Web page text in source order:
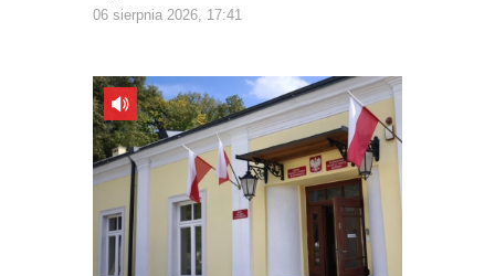
06 sierpnia 2026, 17:41